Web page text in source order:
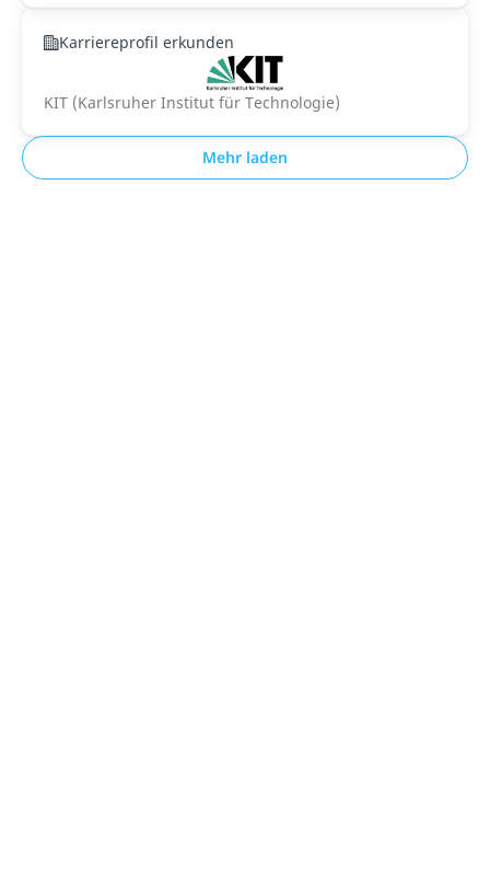
Karriereprofil erkunden
KIT (Karlsruher Institut für Technologie)
Mehr laden